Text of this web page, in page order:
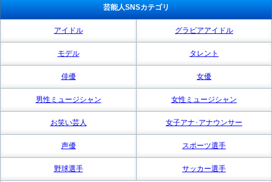
芸能人SNSカテゴリ
アイドル グラビアアイドル
モデル タレント
俳優 女優
男性ミュージシャン 女性ミュージシャン
お笑い芸人 女子アナ･アナウンサー
声優 スポーツ選手
野球選手 サッカー選手